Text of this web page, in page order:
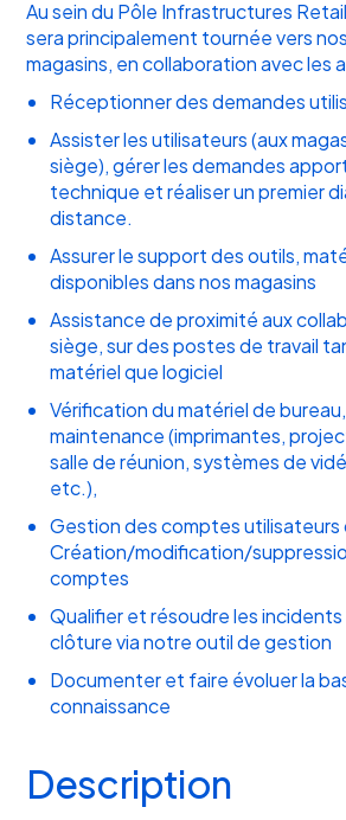
Au sein du Pôle Infrastructures
sera principalement tournée vers
magasins, en collaboration avec les
Réceptionner des demandes
Assister les utilisateurs (aux
siège), gérer les demandes
technique et réaliser un premier
distance.
Assurer le support des outils,
disponibles dans nos magasins
Assistance de proximité aux
siège, sur des postes de travail
matériel que logiciel
Vérification du matériel de
maintenance (imprimantes,
salle de réunion, systèmes de
etc.),
Gestion des comptes utilisateurs
Création/modification/
comptes
Qualifier et résoudre les
clôture via notre outil de gestion
Documenter et faire évoluer la
connaissance
Description